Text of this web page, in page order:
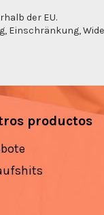
der EU.
Einschränkung,
productos